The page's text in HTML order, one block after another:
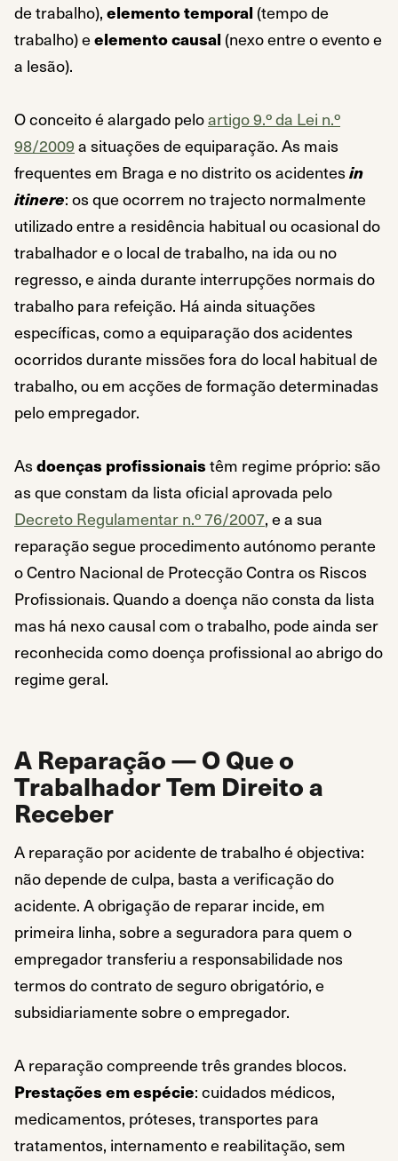
de trabalho), elemento temporal (tempo de
trabalho) eelemento causal (nexo entre o evento e
a lesão).
O conceito é alargado peloartigo 9.º da Lei n.º
98/2009 a situações de equiparação. As mais
frequentes em Braga e no distrito os acidentes in
itinere: os que ocorrem no trajecto normalmente
utilizado entre a residência habitual ou ocasional do
trabalhador e o local de trabalho, na ida ou no
regresso, e ainda durante interrupções normais do
trabalho para refeição. Há ainda situações
específicas, como a equiparação dos acidentes
ocorridos durante missões fora do local habitual de
trabalho, ou em acções de formação determinadas
pelo empregador.
As doenças profissionais têm regime próprio: são
as que constam da lista oficial aprovada pelo
Decreto Regulamentar n.º 76/2007, e a sua
reparação segue procedimento autónomo perante
o Centro Nacional de Protecção Contra os Riscos
Profissionais. Quando a doença não consta da lista
mas há nexo causal com o trabalho, pode ainda ser
reconhecida como doença profissional ao abrigo do
regime geral.
A Reparação — O Que o
Trabalhador Tem Direito a
Receber
A reparação por acidente de trabalho é objectiva:
não depende de culpa, basta a verificação do
acidente. A obrigação de reparar incide, em
primeira linha, sobre a seguradora para quem o
empregador transferiu a responsabilidade nos
termos do contrato de seguro obrigatório, e
subsidiariamente sobre o empregador.
A reparação compreende três grandes blocos.
Prestações em espécie: cuidados médicos,
medicamentos, próteses, transportes para
tratamentos, internamento e reabilitação, sem